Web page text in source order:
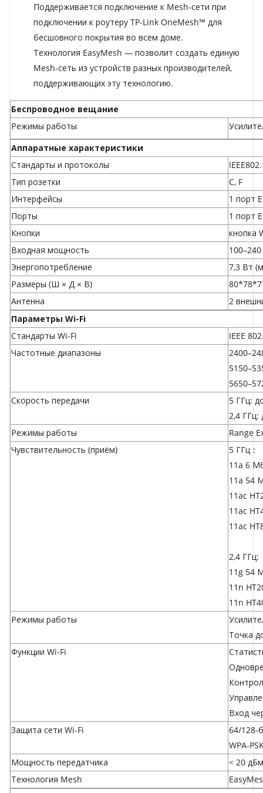
Поддерживается подключение к Mesh-сети при
подключении к роутеру TP-Link OneMesh™ для
бесшовного покрытия во всём доме.
Технология EasyMesh — позволит создать единую
Mesh‑сеть из устройств разных производителей,
поддерживающих эту технологию.
Беспроводное вещание
Режимы работы
Аппаратные характеристики
Стандарты и протоколы
Тип розетки
C, F
Интерфейсы
1 порт
Порты
1 порт
Кнопки
кнопка
Входная мощность
Энергопотребление
7,3 Вт
Размеры (Ш × Д × В)
Антенна
2
Параметры Wi-Fi
Стандарты Wi-Fi
IEEE
Частотные диапазоны
Скороcть передачи
5 ГГц:
2,4
Режимы работы
Range
Чувствительность (приём)
5 ГГц：
11a 6
11a 54
11ac
11ac
11ac
2,4 ГГц:
11g 54
11n
11n
Режимы работы
Точка
Функции Wi-Fi
Вход
Защита сети Wi-Fi
64/128-
WPA-
Мощность передатчика
< 20
Технология Mesh